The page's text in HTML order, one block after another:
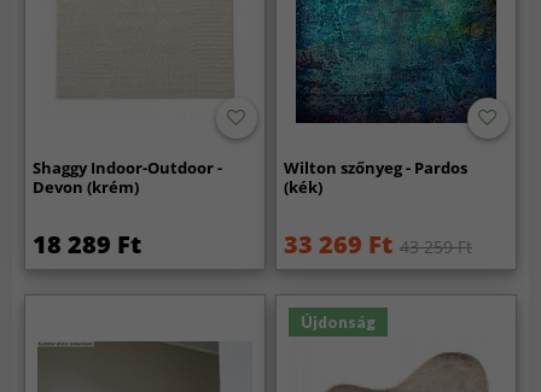
Shaggy Indoor-Outdoor -
Devon (krém)
18 289 Ft
Wilton szőnyeg - Pardos
(kék)
33 269 Ft 43 259 Ft
Újdonság